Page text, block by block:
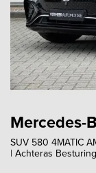
Mercedes-
SUV 580 4MATIC
| Achteras